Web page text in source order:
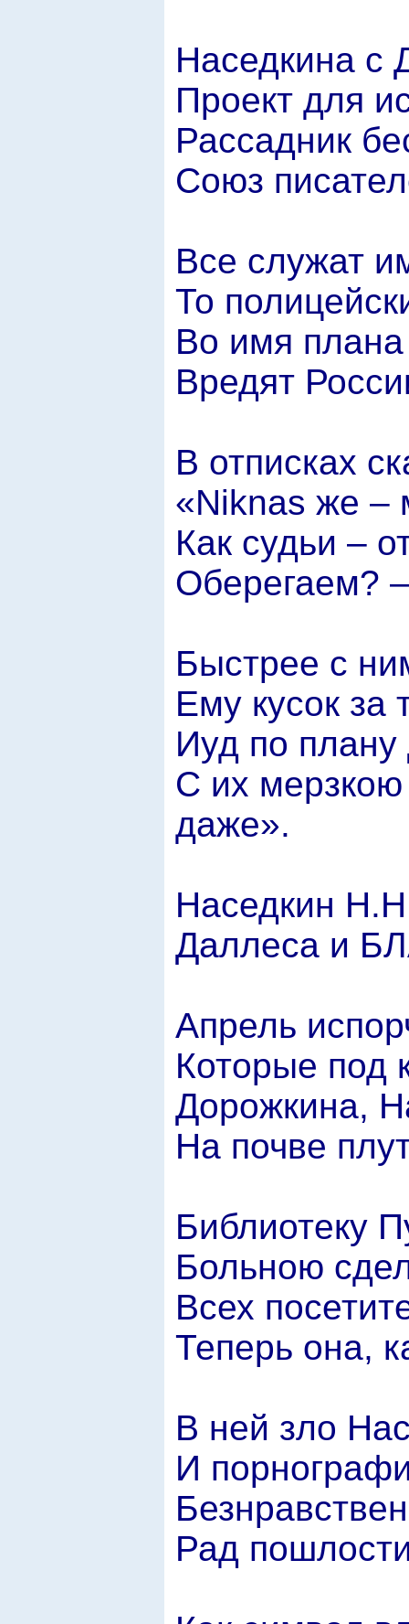
Наседкина с
Проект для
Рассадник
Союз
Все служат
То
Во имя
Вредят
В отписках
«Niknas же –
Как судьи –
Оберегаем?
Быстрее с
Ему кусок за
Иуд по
С их
даже».
Наседкин
Даллеса и
Апрель
Которые под
Дорожкина,
На почве
Библиотеку
Больною
Всех
Теперь она,
В ней зло
И
Рад